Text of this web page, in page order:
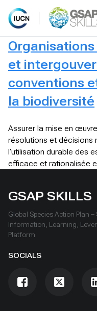
Skip
content
et
conventions
la biodiversité
Assurer la mise en
résolutions et décisions
l’utilisation durable des
efficace et rationalisée
GSAP SKILLS
Global Species Action Plan
Information, Learning,
Platform
SOCIALS